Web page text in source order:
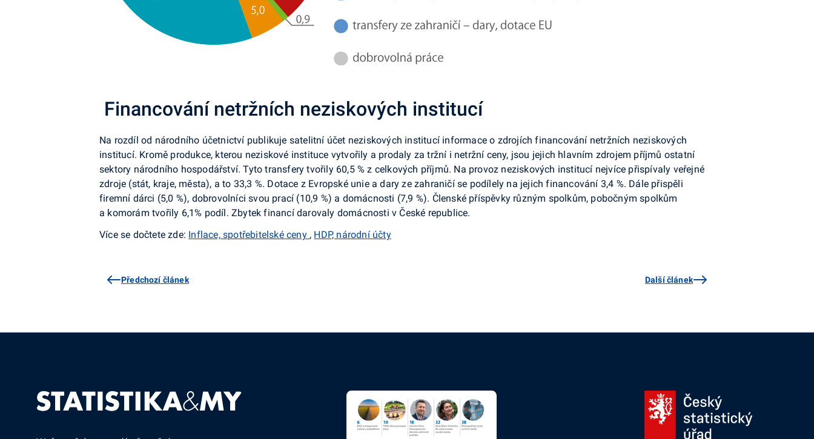
Financování netržních neziskových institucí
Na rozdíl od národního účetnictví publikuje satelitní účet neziskových institucí informace o zdrojích financování netržních neziskových
institucí. Kromě produkce, kterou neziskové instituce vytvořily a prodaly za tržní i netržní ceny, jsou jejich hlavním zdrojem příjmů ostatní
sektory národního hospodářství. Tyto transfery tvořily 60,5 % z celkových příjmů. Na provoz neziskových institucí nejvíce přispívaly veřejné
zdroje (stát, kraje, města), a to 33,3 %. Dotace z Evropské unie a dary ze zahraničí se podílely na jejich financování 3,4 %. Dále přispěli
firemní dárci (5,0 %), dobrovolníci svou prací (10,9 %) a domácnosti (7,9 %). Členské příspěvky různým spolkům, pobočným spolkům
a komorám tvořily 6,1% podíl. Zbytek financí darovaly domácnosti v České republice.
Více se dočtete zde: Inflace, spotřebitelské ceny , HDP, národní účty
Předchozí článek Další článek